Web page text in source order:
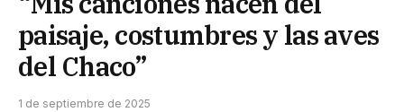
paisaje, costumbres y las aves
del Chaco”
1 de septiembre de 2025